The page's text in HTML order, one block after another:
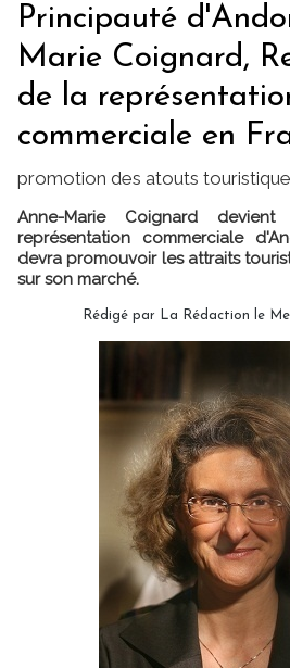
Principauté
Marie Coignard,
de la
commerciale en
promotion des atouts
Anne-Marie Coignard
représentation commerciale
devra promouvoir les attraits
sur son marché.
Rédigé par La Rédaction le